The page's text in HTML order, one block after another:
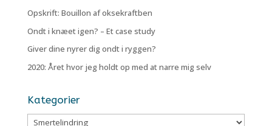
Opskrift: Bouillon af oksekraftben
Ondt i knæet igen? – Et case study
Giver dine nyrer dig ondt i ryggen?
2020: Året hvor jeg holdt op med at narre mig selv
Kategorier
Kategorier